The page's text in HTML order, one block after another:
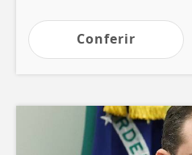
Conferir